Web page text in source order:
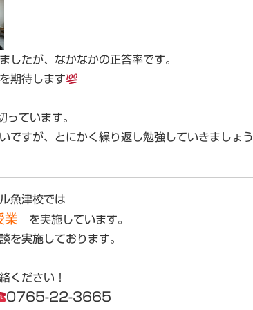
したが、なかなかの正答率です。
期待します
っています。
ですが、とにかく繰り返し勉強していきましょう
魚津校では
業
を実施しています。
を実施しております。
ください！
0765-22-3665